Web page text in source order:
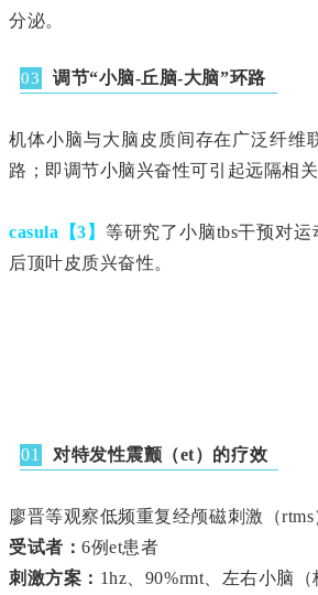
分泌。
03 调节“小脑-丘脑-大脑”环路
机体小脑与大脑皮质间存在广泛纤维
路；即调节小脑兴奋性可引起远隔相
casula【3】 等研究了小脑tbs干预对
后顶叶皮质兴奋性。
01 对特发性震颤（et）的疗效
廖晋等观察低频重复经颅磁刺激（
受试者：6例et患者
刺激方案： 1hz、90%rmt、左右小脑